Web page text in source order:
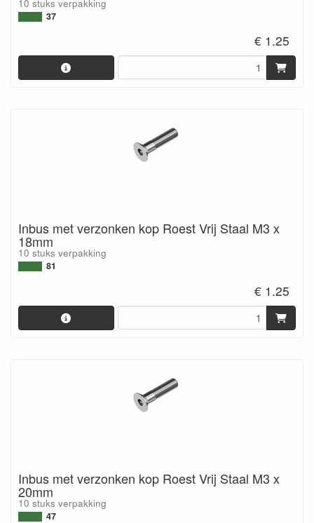
10 stuks verpakking
37
€ 1.25
Inbus met verzonken kop Roest Vrij Staal M3 x
18mm
10 stuks verpakking
81
€ 1.25
Inbus met verzonken kop Roest Vrij Staal M3 x
20mm
10 stuks verpakking
47